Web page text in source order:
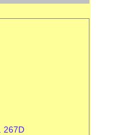
267D